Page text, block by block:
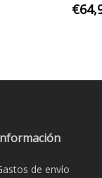
€
de envío